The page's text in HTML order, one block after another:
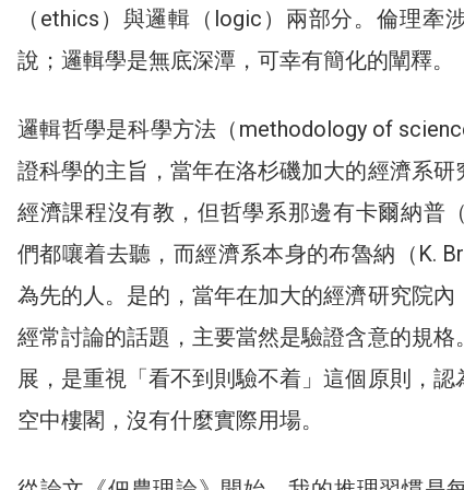
（ethics）與邏輯（logic）兩部分。倫理牽
說；邏輯學是無底深潭，可幸有簡化的闡釋。
邏輯哲學是科學方法（methodology of
證科學的主旨，當年在洛杉磯加大的經濟系
經濟課程沒有教，但哲學系那邊有卡爾納普
們都嚷着去聽，而經濟系本身的布魯納（K.
為先的人。是的，當年在加大的經濟研究院
經常討論的話題，主要當然是驗證含意的規
展，是重視「看不到則驗不着」這個原則，
空中樓閣，沒有什麼實際用場。